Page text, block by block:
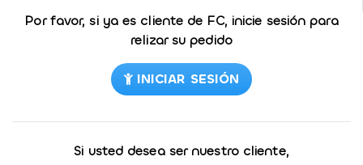
Por favor, si ya es cliente de FC, inicie sesión para
relizar su pedido
INICIAR SESIÓN
Si usted desea ser nuestro cliente,